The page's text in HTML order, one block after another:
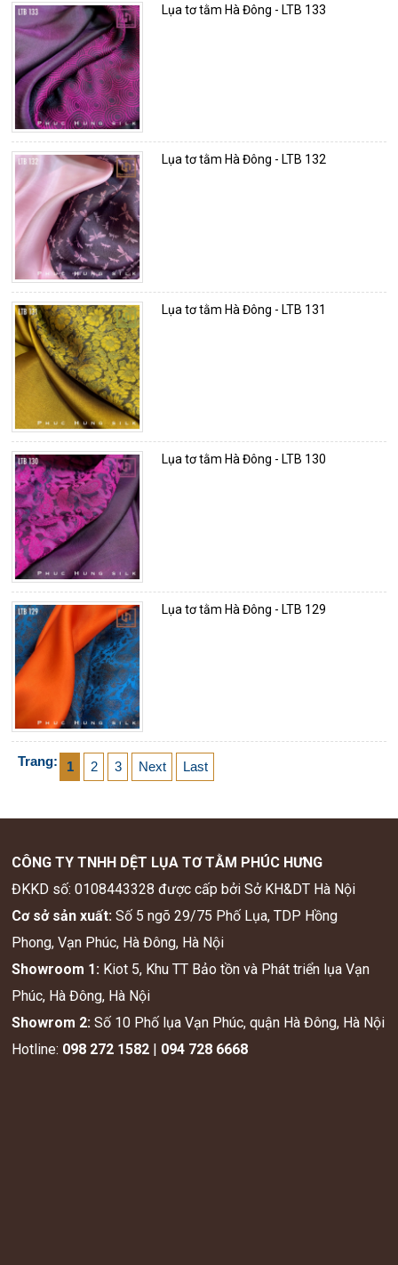
Lụa tơ tằm Hà Đông - LTB 133
Lụa tơ tằm Hà Đông - LTB 132
Lụa tơ tằm Hà Đông - LTB 131
Lụa tơ tằm Hà Đông - LTB 130
Lụa tơ tằm Hà Đông - LTB 129
Trang: 1 2 3 Next Last
CÔNG TY TNHH DỆT LỤA TƠ TẰM PHÚC HƯNG
ĐKKD số: 0108443328 được cấp bởi Sở KH&DT Hà Nội
Cơ sở sản xuất: Số 5 ngõ 29/75 Phố Lụa, TDP Hồng
Phong, Vạn Phúc, Hà Đông, Hà Nội
Showroom 1: Kiot 5, Khu TT Bảo tồn và Phát triển lụa Vạn
Phúc, Hà Đông, Hà Nội
Showrom 2:Số 10 Phố lụa Vạn Phúc, quận Hà Đông, Hà Nội
Hotline: 098 272 1582 | 094 728 6668